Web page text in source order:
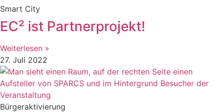
Smart City
EC² ist Partnerprojekt!
Weiterlesen »
27. Juli 2022
Bürgeraktivierung